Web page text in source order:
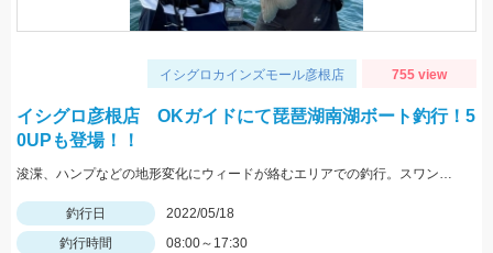
イシグロカインズモール彦根店 755 view
イシグロ彦根店 OKガイドにて琵琶湖南湖ボート釣行！5
0UPも登場！！
浚渫、ハンプなどの地形変化にウィードが絡むエリアでの釣行。スワンプクローラーでの釣果でした。
釣行日
2022/05/18
釣行時間
08:00～17:30